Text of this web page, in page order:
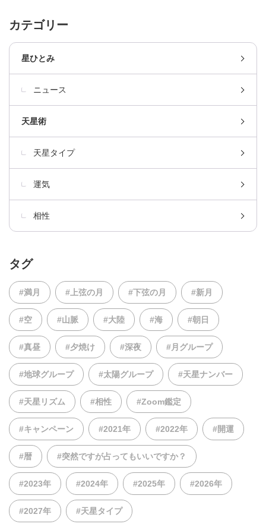
カテゴリー
星ひとみ
ニュース
天星術
天星タイプ
運気
相性
タグ
#満月 #上弦の月 #下弦の月 #新月
#空 #山脈 #大陸 #海 #朝日
#真昼 #夕焼け #深夜 #月グループ
#地球グループ #太陽グループ #天星ナンバー
#天星リズム #相性 #Zoom鑑定
#キャンペーン #2021年 #2022年 #開運
#暦 #突然ですが占ってもいいですか？
#2023年 #2024年 #2025年 #2026年
#2027年 #天星タイプ